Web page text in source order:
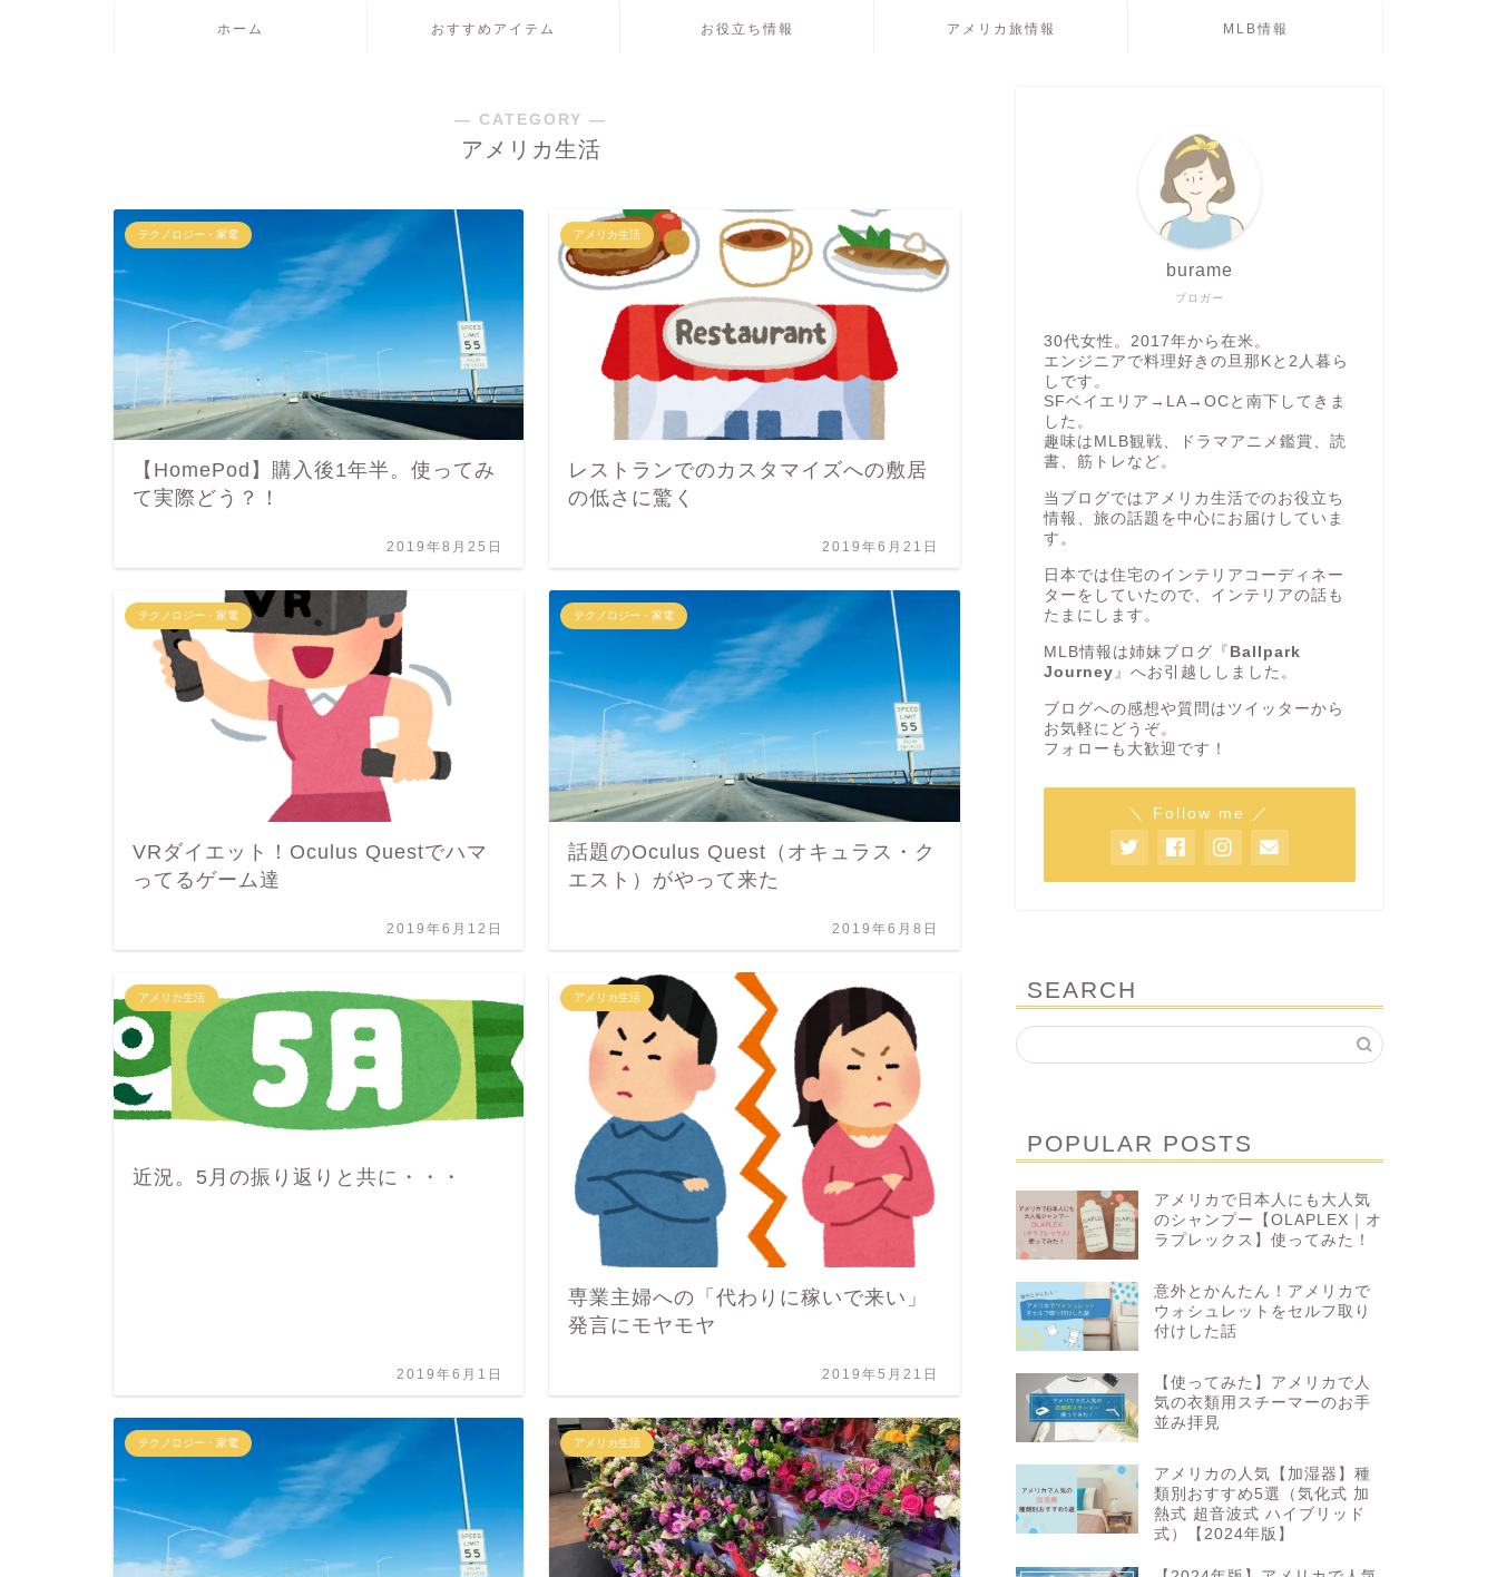
ホーム おすすめアイテム お役立ち情報 アメリカ旅情報 MLB情報
― CATEGORY ―
アメリカ生活
テクノロジー・家電
【HomePod】購入後1年半。使ってみ
て実際どう？！
2019年8月25日
アメリカ生活
レストランでのカスタマイズへの敷居
の低さに驚く
2019年6月21日
テクノロジー・家電
VRダイエット！Oculus Questでハマ
ってるゲーム達
2019年6月12日
テクノロジー・家電
話題のOculus Quest（オキュラス・ク
エスト）がやって来た
2019年6月8日
アメリカ生活
近況。5月の振り返りと共に・・・
2019年6月1日
アメリカ生活
専業主婦への「代わりに稼いで来い」
発言にモヤモヤ
2019年5月21日
テクノロジー・家電 アメリカ生活
ブロガー
burame
30代女性。2017年から在米。
エンジニアで料理好きの旦那Kと2人暮ら
しです。
SFベイエリア→LA→OCと南下してきま
した。
趣味はMLB観戦、ドラマアニメ鑑賞、読
書、筋トレなど。
当ブログではアメリカ生活でのお役立ち
情報、旅の話題を中心にお届けしていま
す。
日本では住宅のインテリアコーディネー
ターをしていたので、インテリアの話も
たまにします。
MLB情報は姉妹ブログ『 Ballpark
Journey 』へお引越ししました。
ブログへの感想や質問はツイッターから
お気軽にどうぞ。
フォローも大歓迎です！
＼ Follow me ／
SEARCH
POPULAR POSTS
アメリカで日本人にも大人気
のシャンプー【OLAPLEX｜オ
ラプレックス】使ってみた！
意外とかんたん！アメリカで
ウォシュレットをセルフ取り
付けした話
【使ってみた】アメリカで人
気の衣類用スチーマーのお手
並み拝見
アメリカの人気【加湿器】種
類別おすすめ5選（気化式 加
熱式 超音波式 ハイブリッド
式）【2024年版】